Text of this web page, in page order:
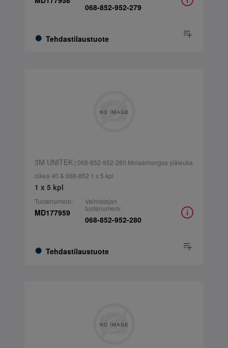
Tehdastilaustuote
068-852-952-279
3M UNITEK| 068-852-952-280 Molaarirengas yläleuka
oikea 40 & 068-852 1 x 5 kpl
1 x 5 kpl
Tuotenumero:
MD177959
Tehdastilaustuote
Valmistajan
tuotenumero:
068-852-952-280